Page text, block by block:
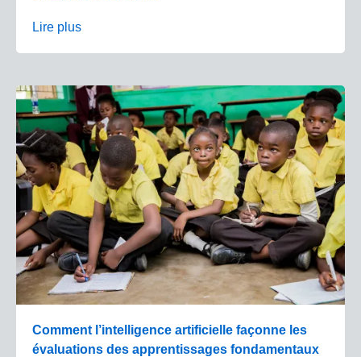
Lire plus
Comment l’intelligence artificielle façonne les
évaluations des apprentissages fondamentaux